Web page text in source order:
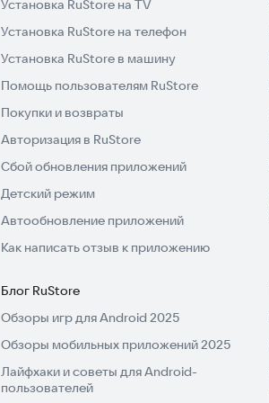
Установка RuStore на TV
Установка RuStore на телефон
Установка RuStore в машину
Помощь пользователям RuStore
Покупки и возвраты
Авторизация в RuStore
Сбой обновления приложений
Детский режим
Автообновление приложений
Как написать отзыв к приложению
Блог RuStore
Обзоры игр для Android 2025
Обзоры мобильных приложений 2025
Лайфхаки и советы для Android-
пользователей